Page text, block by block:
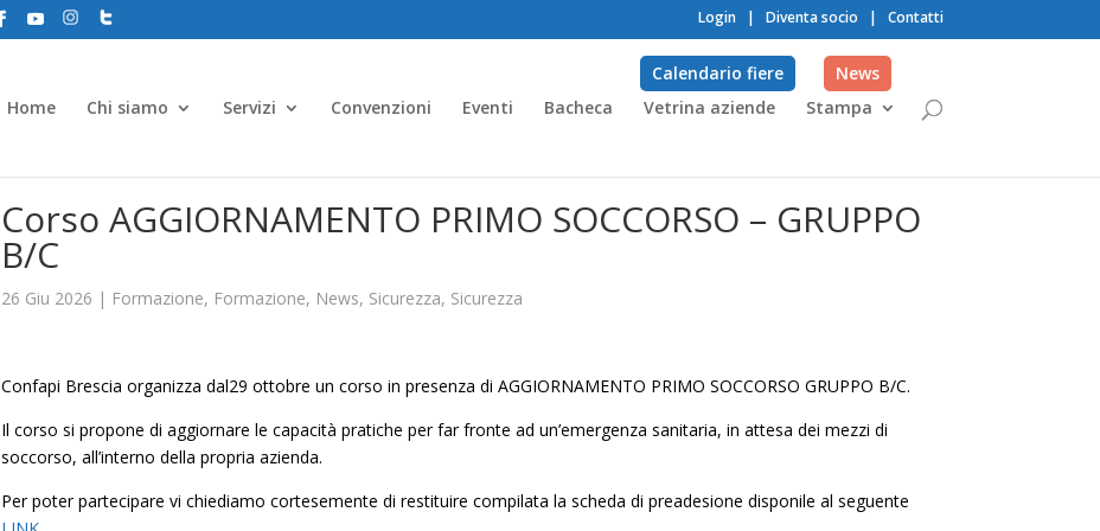
Login | Diventa socio | Contatti
Home Chi siamo Servizi Convenzioni Eventi Bacheca Vetrina aziende Stampa
Calendario fiere News
Corso AGGIORNAMENTO PRIMO SOCCORSO – GRUPPO
B/C
26 Giu 2026 | Formazione, Formazione, News, Sicurezza, Sicurezza
Confapi Brescia organizza dal29 ottobre un corso in presenza di AGGIORNAMENTO PRIMO SOCCORSO GRUPPO B/C.
Il corso si propone di aggiornare le capacità pratiche per far fronte ad un’emergenza sanitaria, in attesa dei mezzi di
soccorso, all’interno della propria azienda.
Per poter partecipare vi chiediamo cortesemente di restituire compilata la scheda di preadesione disponile al seguente